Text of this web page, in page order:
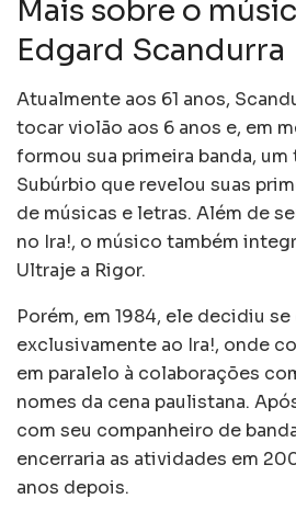
Mais sobre o
Edgard Scandurra
Atualmente aos 61 anos,
tocar violão aos 6 anos e, em
formou sua primeira banda,
Subúrbio que revelou suas
de músicas e letras. Além de
no Ira!, o músico também
Ultraje a Rigor.
Porém, em 1984, ele decidiu
exclusivamente ao Ira!, onde
em paralelo à colaborações
nomes da cena paulistana.
com seu companheiro de
encerraria as atividades em
anos depois.